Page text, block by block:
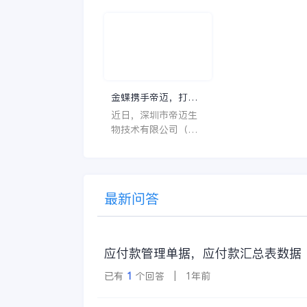
金蝶携手帝迈，打造
医疗器械行业信创数
字化标杆
近日，深圳市帝迈生
物技术有限公司（以
国）有限公司（以下
简称
最新问答
应付款管理单据，应付款汇总表数据
已有 1 个回答 | 1年前